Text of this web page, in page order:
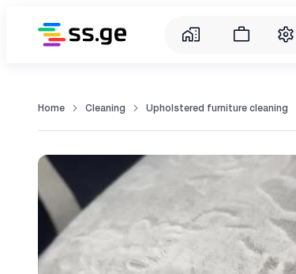
Home Cleaning Upholstered furniture cleaning